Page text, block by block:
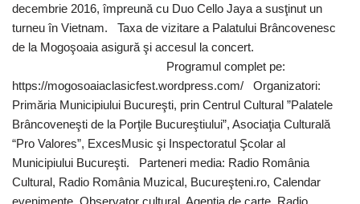
decembrie 2016, împreună cu Duo Cello Jaya a susţinut un
turneu în Vietnam. Taxa de vizitare a Palatului Brâncovenesc
de la Mogoşoaia asigură şi accesul la concert.
Programul complet pe:
https://mogosoaiaclasicfest.wordpress.com/ Organizatori:
Primăria Municipiului Bucureşti, prin Centrul Cultural ”Palatele
Brâncoveneşti de la Porţile Bucureştiului”, Asociaţia Culturală
“Pro Valores”, ExcesMusic şi Inspectoratul Şcolar al
Municipiului Bucureşti. Parteneri media: Radio România
Cultural, Radio România Muzical, Bucureşteni.ro, Calendar
evenimente, Observator cultural, Agentia de carte, Radio